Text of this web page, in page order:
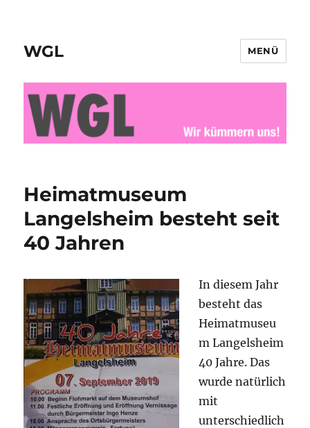
WGL MENÜ
Heimatmuseum
Langelsheim besteht seit
40 Jahren
In diesem Jahr
besteht das
Heimatmuseu
m Langelsheim
40 Jahre. Das
wurde natürlich
mit
unterschiedlich